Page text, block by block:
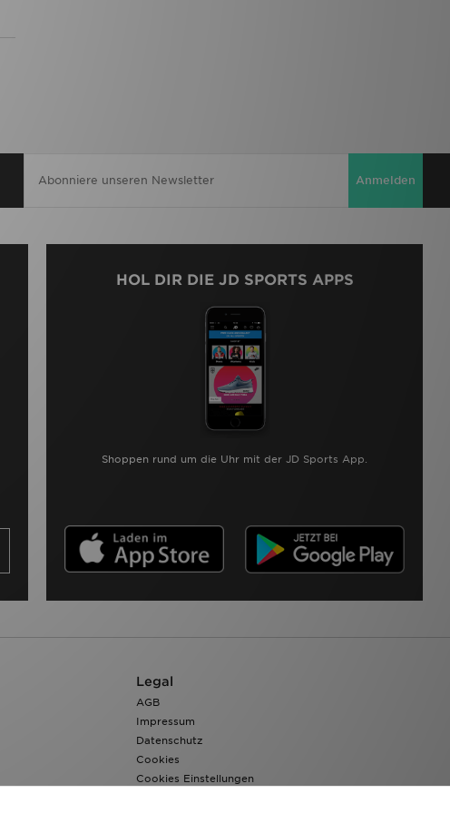
Anmelden
HOL DIR DIE JD SPORTS APPS
Shoppen rund um die Uhr mit der JD Sports App.
Legal
AGB
Impressum
Datenschutz
Cookies
Cookies Einstellungen